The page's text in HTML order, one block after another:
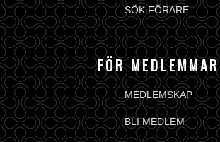
SÖK FÖRARE
FÖR MEDLEMMAR
MEDLEMSKAP
BLI MEDLEM